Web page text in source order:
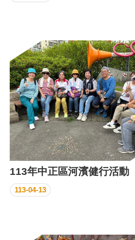
113年中正區河濱健行活動
113-04-13